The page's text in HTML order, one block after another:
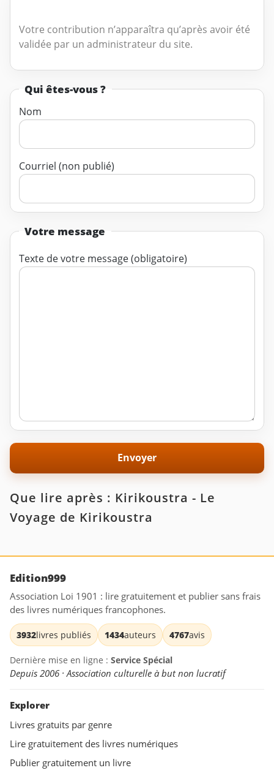
Votre contribution n’apparaîtra qu’après avoir été
validée par un administrateur du site.
Qui êtes-vous ?
Nom
Courriel (non publié)
Votre message
Texte de votre message (obligatoire)
Que lire après : Kirikoustra - Le
Voyage de Kirikoustra
Edition999
Association Loi 1901 : lire gratuitement et publier sans frais
des livres numériques francophones.
3932livres publiés 1434auteurs 4767avis
Dernière mise en ligne : Service Spécial
Depuis 2006 · Association culturelle à but non lucratif
Explorer
Livres gratuits par genre
Lire gratuitement des livres numériques
Publier gratuitement un livre